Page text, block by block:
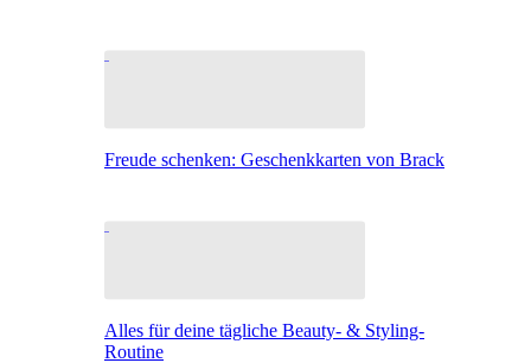
Freude schenken: Geschenkkarten von Brack
Alles für deine tägliche Beauty- & Styling-
Routine